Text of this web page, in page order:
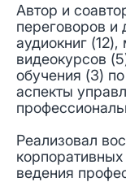
Автор и
переговоров и
аудиокниг
видеокурсов
обучения (3)
аспекты
Реализовал
ведения